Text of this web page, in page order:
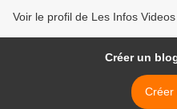
Voir le profil de Les Infos
Créer un
Créer